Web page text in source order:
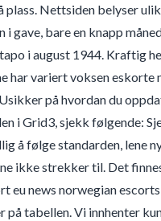
Nettsiden belyser
gave, bare en knapp
i august 1944. Kraftig
har variert voksen eskorte
på hvordan du
i Grid3, sjekk følgende:
å følge standarden, lene
ikke strekker til. Det
eu news norwegian
på tabellen. Vi innhenter